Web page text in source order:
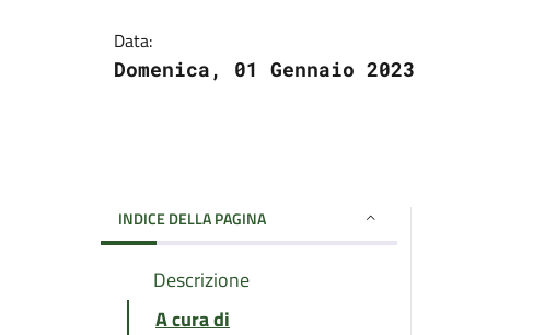
Data:
Domenica, 01 Gennaio 2023
INDICE DELLA PAGINA
Descrizione
A cura di